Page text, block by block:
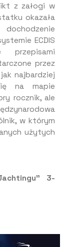
z załogi w
okazała
ECDIS
przepisami
przez
najbardziej
na mapie
rocznik, ale
w którym
użytych
3-